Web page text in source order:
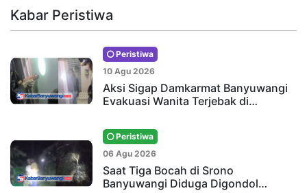
Kabar Peristiwa
Peristiwa
10 Agu 2026
Aksi Sigap Damkarmat Banyuwangi
Evakuasi Wanita Terjebak di…
Peristiwa
06 Agu 2026
Saat Tiga Bocah di Srono
Banyuwangi Diduga Digondol…